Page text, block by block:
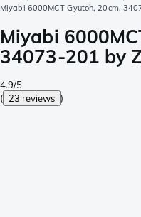
Miyabi 6000MCT Gyutoh, 20cm,
Miyabi
34073-201 by
4.9/5
( 23 reviews )